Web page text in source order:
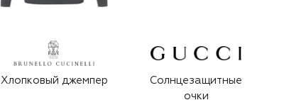
Хлопковый джемпер
Солнцезащитные
очки